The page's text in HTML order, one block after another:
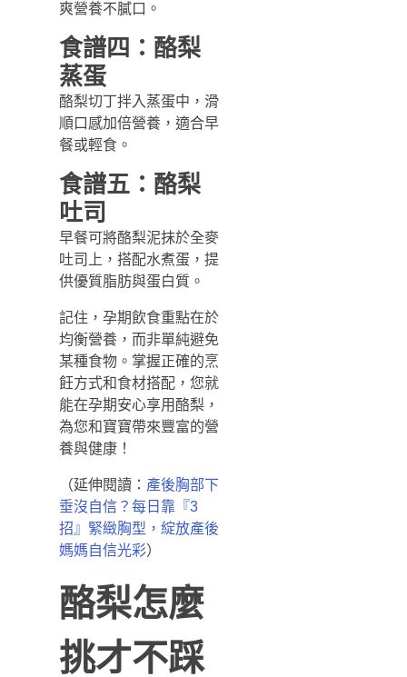
爽營養不膩口。
食譜四 ：酪梨
蒸蛋
酪梨切丁拌入蒸蛋中，滑
順口感加倍營養，適合早
餐或輕食。
食譜五 ：酪梨
吐司
早餐可將酪梨泥抹於全麥
吐司上，搭配水煮蛋，提
供優質脂肪與蛋白質。
記住，孕期飲食重點在於
均衡營養，而非單純避免
某種食物。掌握正確的烹
飪方式和食材搭配，您就
能在孕期安心享用酪梨，
為您和寶寶帶來豐富的營
養與健康！
（延伸閱讀： 產後胸部下
垂沒自信？每日靠『3
招』緊緻胸型，綻放產後
媽媽自信光彩）
酪梨怎麼
挑才不踩